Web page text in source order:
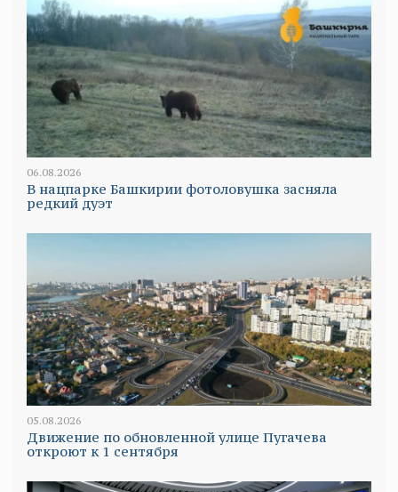
06.08.2026
В нацпарке Башкирии фотоловушка засняла
редкий дуэт
05.08.2026
Движение по обновленной улице Пугачева
откроют к 1 сентября